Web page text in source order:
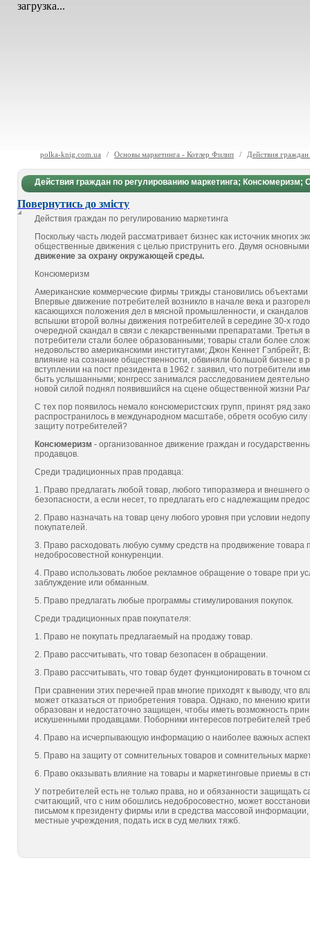
загрузка...
polka-knig.com.ua / Основы маркетинга - Котлер Филип / Действия
Действия граждан по регулированию маркетинга; Консюмеризм;
Повернутись до змісту
Действия граждан по регулированию маркетинга
Поскольку часть людей рассматривает бизнес как источник
общественные движения с целью приструнить его. Двумя
движение за охрану окружающей среды.
Консюмеризм
Американские коммерческие фирмы трижды становились
Впервые движение потребителей возникло в начале века и
касающихся положения дел в мясной промышленности, и
вспышки второй волны движения потребителей в середине 30-х
очередной скандал в связи с лекарственными препаратами.
потребители стали более образованными; товары стали более
недовольство американскими институтами; Джон Кеннет Гэлбрейт,
влияние на сознание общественности, обвиняли большой бизнес в
вступлении на пост президента в 1962 г. заявил, что
быть услышанными; конгресс занимался расследованием
новой силой поднял появившийся на сцене общественной жизни
С тех пор появилось немало консюмеристских групп, принят ряд
распространилось в международном масштабе, обретя особую
защиту потребителей?
Консюмеризм - организованное движение граждан и
продавцов.
Среди традиционных прав продавца:
1. Право предлагать любой товар, любого типоразмера и внешнего
безопасности, а если несет, то предлагать его с надлежащим
2. Право назначать на товар цену любого уровня при условии
покупателей.
3. Право расходовать любую сумму средств на продвижение
недобросовестной конкуренции.
4. Право использовать любое рекламное обращение о товаре при
заблуждение или обманным.
5. Право предлагать любые программы стимулирования покупок.
Среди традиционных прав покупателя:
1. Право не покупать предлагаемый на продажу товар.
2. Право рассчитывать, что товар безопасен в обращении.
3. Право рассчитывать, что товар будет функционировать в точном
При сравнении этих перечней прав многие приходят к выводу, что
может отказаться от приобретения товара. Однако, по мнению
образован и недостаточно защищен, чтобы иметь возможность
искушенными продавцами. Поборники интересов потребителей
4. Право на исчерпывающую информацию о наиболее важных
5. Право на защиту от сомнительных товаров и сомнительных
6. Право оказывать влияние на товары и маркетинговые приемы в
У потребителей есть не только права, но и обязанности защищать
считающий, что с ним обошлись недобросовестно, может
письмом к президенту фирмы или в средства массовой
местные учреждения, подать иск в суд мелких тяжб.